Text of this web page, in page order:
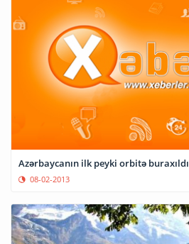
Azərbaycanın ilk peyki orbitə buraxıldı
08-02-2013